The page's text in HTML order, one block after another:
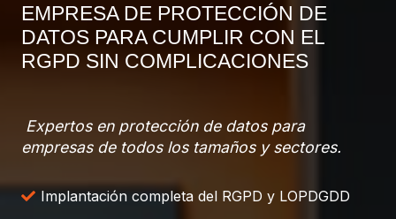
EMPRESA DE PROTECCIÓN DE
DATOS PARA CUMPLIR CON EL
RGPD SIN COMPLICACIONES
Expertos en protección de datos para
empresas de todos los tamaños y sectores.
Implantación completa del RGPD y LOPDGDD